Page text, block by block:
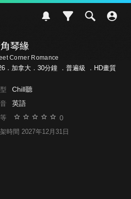
琴緣
Corner Romance
．加拿大．30分鐘 ． 普遍級 ．HD畫質
Chill聽
英語
0
時間 2027年12月31日